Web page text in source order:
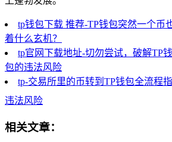
tp钱包下载 推荐-TP钱包突然一个币
着什么玄机？
tp官网下载地址-切勿尝试，破解TP
包的违法风险
tp-交易所里的币转到TP钱包全流程
违法风险
相关文章：